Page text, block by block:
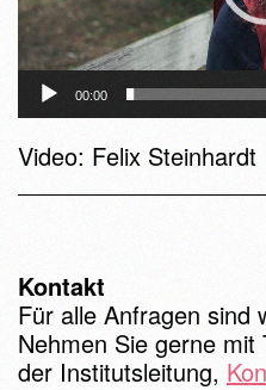
00:00
Video: Felix Steinhardt
Kontakt
Für alle Anfragen sind
Nehmen Sie gerne
der Institutsleitung,